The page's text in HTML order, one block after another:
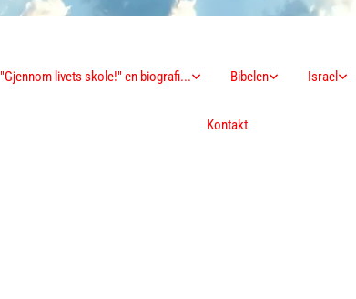
"Gjennom livets skole!" en biografi... Bibelen Israel
Kontakt